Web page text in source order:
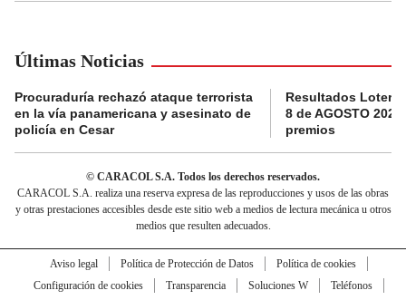
Últimas Noticias
Procuraduría rechazó ataque terrorista
en la vía panamericana y asesinato de
policía en Cesar
Resultados Lotería
8 de AGOSTO
premios
© CARACOL S.A. Todos los derechos reservados.
CARACOL S.A. realiza una reserva expresa de las reproducciones y usos de las obras
y otras prestaciones accesibles desde este sitio web a medios de lectura mecánica u otros
medios que resulten adecuados.
Aviso legal Política de Protección de Datos
Política de cookies
Configuración de cookies
Transparencia Soluciones W
Teléfonos